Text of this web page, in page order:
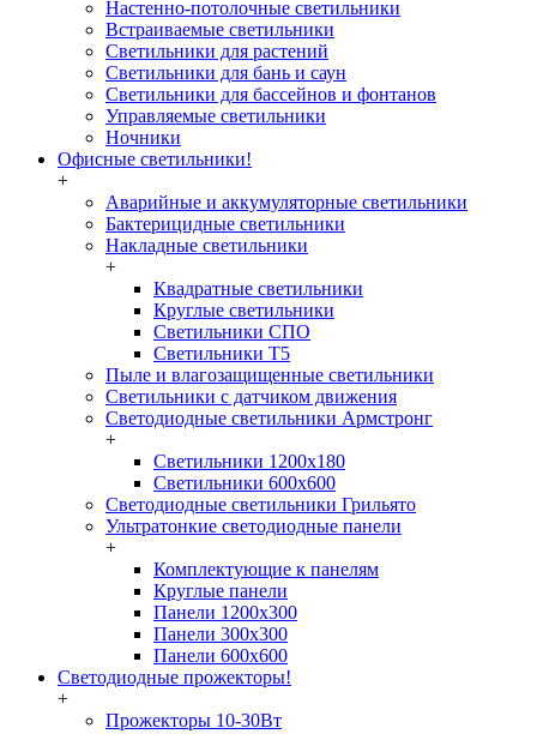
Настенно-потолочные светильники
Встраиваемые светильники
Светильники для растений
Светильники для бань и саун
Светильники для бассейнов и фонтанов
Управляемые светильники
Ночники
Офисные светильники!
+
Аварийные и аккумуляторные светильники
Бактерицидные светильники
Накладные светильники
+
Квадратные светильники
Круглые светильники
Светильники СПО
Светильники Т5
Пыле и влагозащищенные светильники
Светильники с датчиком движения
Светодиодные светильники Армстронг
+
Светильники 1200х180
Светильники 600х600
Светодиодные светильники Грильято
Ультратонкие светодиодные панели
+
Комплектующие к панелям
Круглые панели
Панели 1200х300
Панели 300х300
Панели 600х600
Светодиодные прожекторы!
+
Прожекторы 10-30Вт